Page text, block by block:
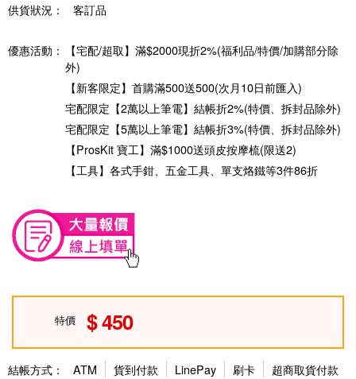
供貨狀況：
客訂品
優惠活動：
【宅配/超取】滿$2000現折2%(福利品/特價/加購部分除
外)
【新客限定】首購滿500送500(次月10日前匯入)
宅配限定【2萬以上筆電】結帳折2%(特價、拆封品除外)
宅配限定【5萬以上筆電】結帳折3%(特價、拆封品除外)
【ProsKit 寶工】滿$1000送頭皮按摩梳(限送2)
【工具】各式手鉗、五金工具、單支烙鐵等3件86折
特價 450
結帳方式： ATM 貨到付款 LinePay 刷卡 超商取貨付款